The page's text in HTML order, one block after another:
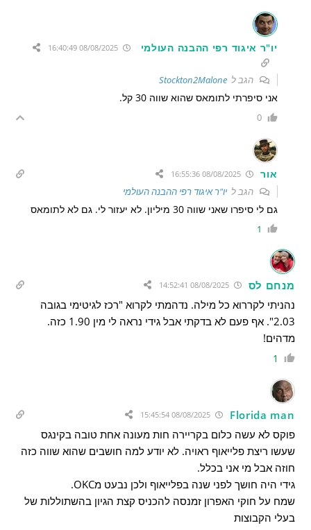
יו"ר איגוד רפי ההבנה העולמי 08/08/2025 16:40:49
הגב לStockton2Malone
אני סיפרתי לתומאס שהוא שווה 30 קל.
0
אור
הגב ליו"ר איגוד רפי ההבנה העולמי
גם לי סיפרו שאני שווה 30 מיליון. לא יעזור לי. גם לא לתומאס
1
מנחם לס 08/08/2025 14:52:41
נהניתי לקררוא כל מילה. נדהמתי לקרוא "רכז לגיטימי בגובה
2.03". אף פעם לא בדקתי אבל גידי נראה לי מין 1.90 כזה.
מדהים!
1
Florida man
08/08/2025 15:45:54
פוקס לא עשה כלום בקריירה חות מעונה אחת טובה בקינגס
שעשו ריצת פלייאוף ראויה. לא יודע למה חושבים שהוא שווה כזה
חוזה אבל מי אני בכלל.
גידי היה חושך לפני שנה בפלייאוף ולכן נבעט מOKC.
שמח על חוקי האפרון זמנסה להכניס קצת הגיון בהשתוללות של
בעלי הקבוצות